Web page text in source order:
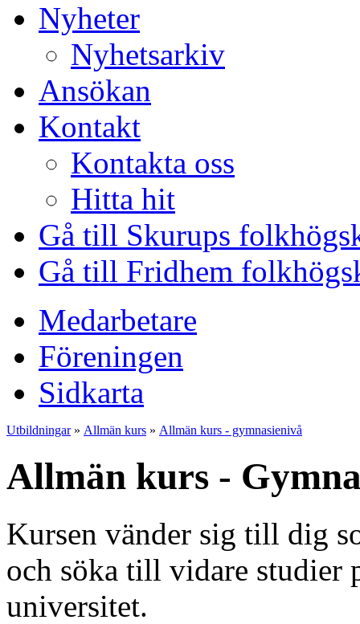
Nyheter
Nyhetsarkiv
Ansökan
Kontakt
Kontakta oss
Hitta hit
Gå till Skurups
Gå till Fridhem
Medarbetare
Föreningen
Sidkarta
Utbildningar» Allmän kurs » Allmän kurs - gymnasienivå
Allmän kurs -
Kursen vänder sig till dig
och söka till vidare studier
universitet.